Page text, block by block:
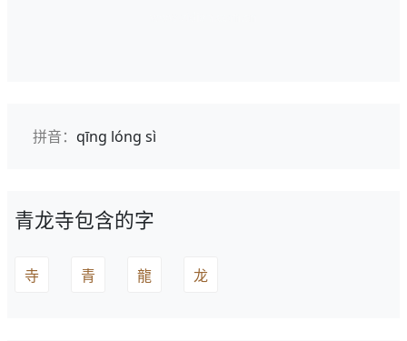
拼音： qīng lóng sì
青龙寺包含的字
寺 青 龍 龙